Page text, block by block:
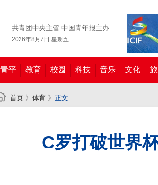
共青团中央主管 中国青年报主办
2026年8月7日 星期五
青平 教育 校园 科技 音乐 文化
首页 》 体育 》 正文
C罗打破世界